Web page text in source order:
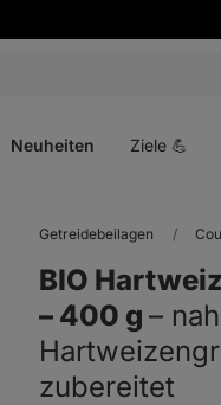
Neuheiten Ziele 💪
Getreidebeilagen
BIO
⁠–⁠ 400 g ⁠–⁠
zubereitet